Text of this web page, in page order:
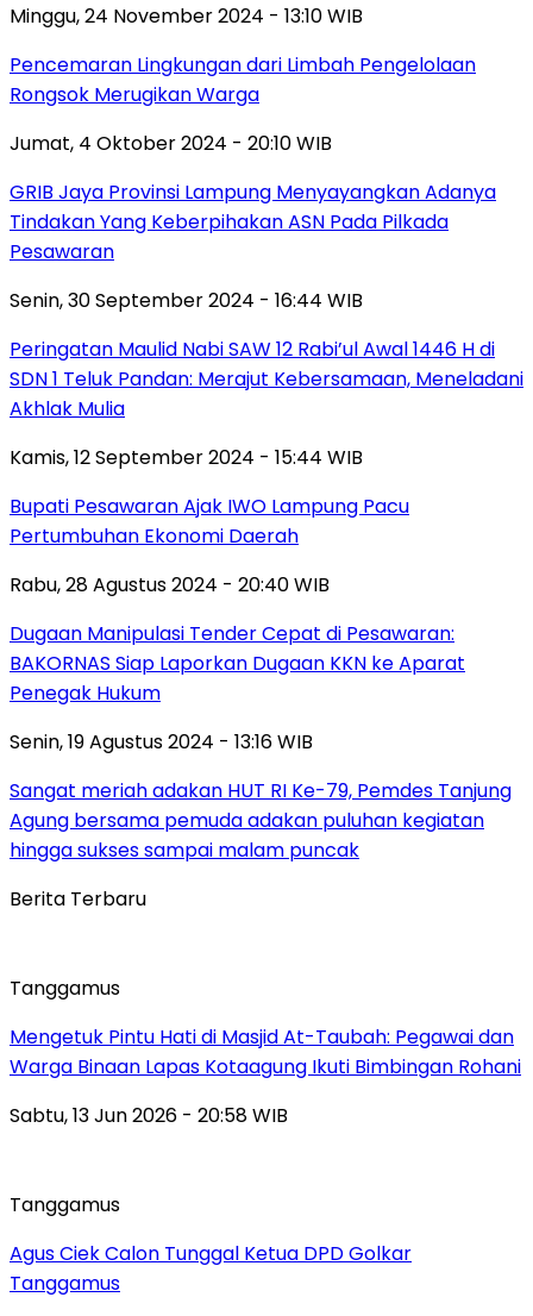
Minggu, 24 November 2024 - 13:10 WIB
Pencemaran Lingkungan dari Limbah Pengelolaan
Rongsok Merugikan Warga
Jumat, 4 Oktober 2024 - 20:10 WIB
GRIB Jaya Provinsi Lampung Menyayangkan Adanya
Tindakan Yang Keberpihakan ASN Pada Pilkada
Pesawaran
Senin, 30 September 2024 - 16:44 WIB
Peringatan Maulid Nabi SAW 12 Rabi’ul Awal 1446 H di
SDN 1 Teluk Pandan: Merajut Kebersamaan, Meneladani
Akhlak Mulia
Kamis, 12 September 2024 - 15:44 WIB
Bupati Pesawaran Ajak IWO Lampung Pacu
Pertumbuhan Ekonomi Daerah
Rabu, 28 Agustus 2024 - 20:40 WIB
Dugaan Manipulasi Tender Cepat di Pesawaran:
BAKORNAS Siap Laporkan Dugaan KKN ke Aparat
Penegak Hukum
Senin, 19 Agustus 2024 - 13:16 WIB
Sangat meriah adakan HUT RI Ke-79, Pemdes Tanjung
Agung bersama pemuda adakan puluhan kegiatan
hingga sukses sampai malam puncak
Berita Terbaru
Tanggamus
Mengetuk Pintu Hati di Masjid At-Taubah: Pegawai dan
Warga Binaan Lapas Kotaagung Ikuti Bimbingan Rohani
Sabtu, 13 Jun 2026 - 20:58 WIB
Tanggamus
Agus Ciek Calon Tunggal Ketua DPD Golkar
Tanggamus